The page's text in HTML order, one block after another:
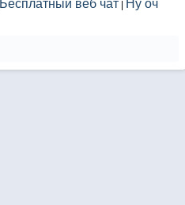
Бесплатный веб чат
Ну оч